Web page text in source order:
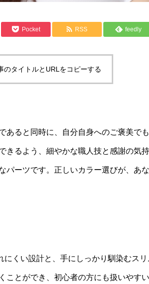
Pocket RSS feedly
のタイトルとURLをコピーする
あると同時に、自分自身へのご褒美で
きるよう、細やかな職人技と感謝の気
パーツです。正しいカラー選びが、あ
くい設計と、手にしっかり馴染むス
とができ、初心者の方にも扱いやすい